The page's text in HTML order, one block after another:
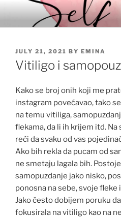
content
POSTED
ON
JULY 21, 2021 BY EMINA
Vitiligo i
Kako se broj onih koji me
instagram povećavao, tako
na temu vitiliga,
flekama, da li ih krijem itd.
reći da svaku od vas
Ako bih rekla da pucam od
ne smetaju lagala bih.
samopuzdanje jako nisko,
ponosna na sebe, svoje fleke
Jako često dobijem poruku
fokusirala na vitiligo kao na